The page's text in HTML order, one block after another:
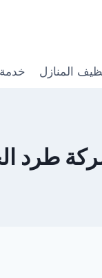
المنازل
طرد